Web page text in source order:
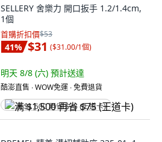
SELLERY 舍樂力 開口扳手 1.2/1.4cm,
1個
首購折扣價$53
41% $31 ($31.00/1個)
明天 8/8 (六) 預計送達
酷澎直售 ∙ WOW免運 ∙ 免費退貨
满 $1,500 再省 $75 (王道卡)